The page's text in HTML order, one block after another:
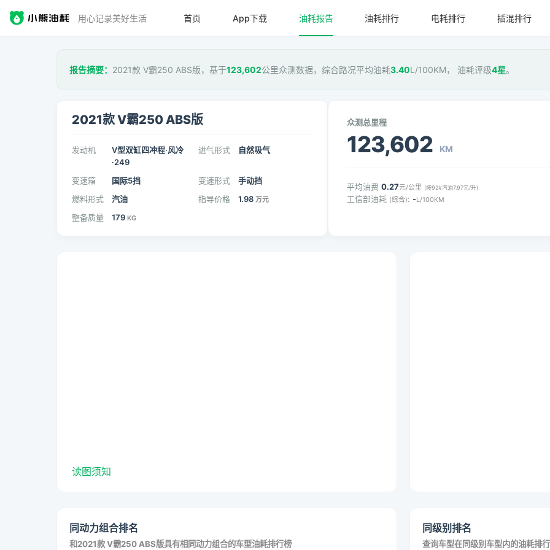
用心记录美好生活 首页 App下载 油耗报告 油耗排行 电耗排行 插混排行
报告摘要： 2021款 V霸250 ABS版，基于123,602公里众测数据，综合路况平均油耗3.40L/100KM， 油耗评级4星。
2021款 V霸250 ABS版
发动机
V型双缸四冲程·风冷
·249
进气形式 自然吸气
变速箱 国际5挡 变速形式
手动挡
燃料形式
汽油 指导价格 1.98 万元
整备质量 179 KG
众测总里程
123,602 KM
平均油费 0.27元/公里 (按92#汽油7.97元/升)
工信部油耗 (综合): -L/100KM
读图须知
同动力组合排名
和2021款 V霸250 ABS版具有相同动力组合的车型油耗排行榜
同级别排名
查询车型在同级别车型内的油耗排